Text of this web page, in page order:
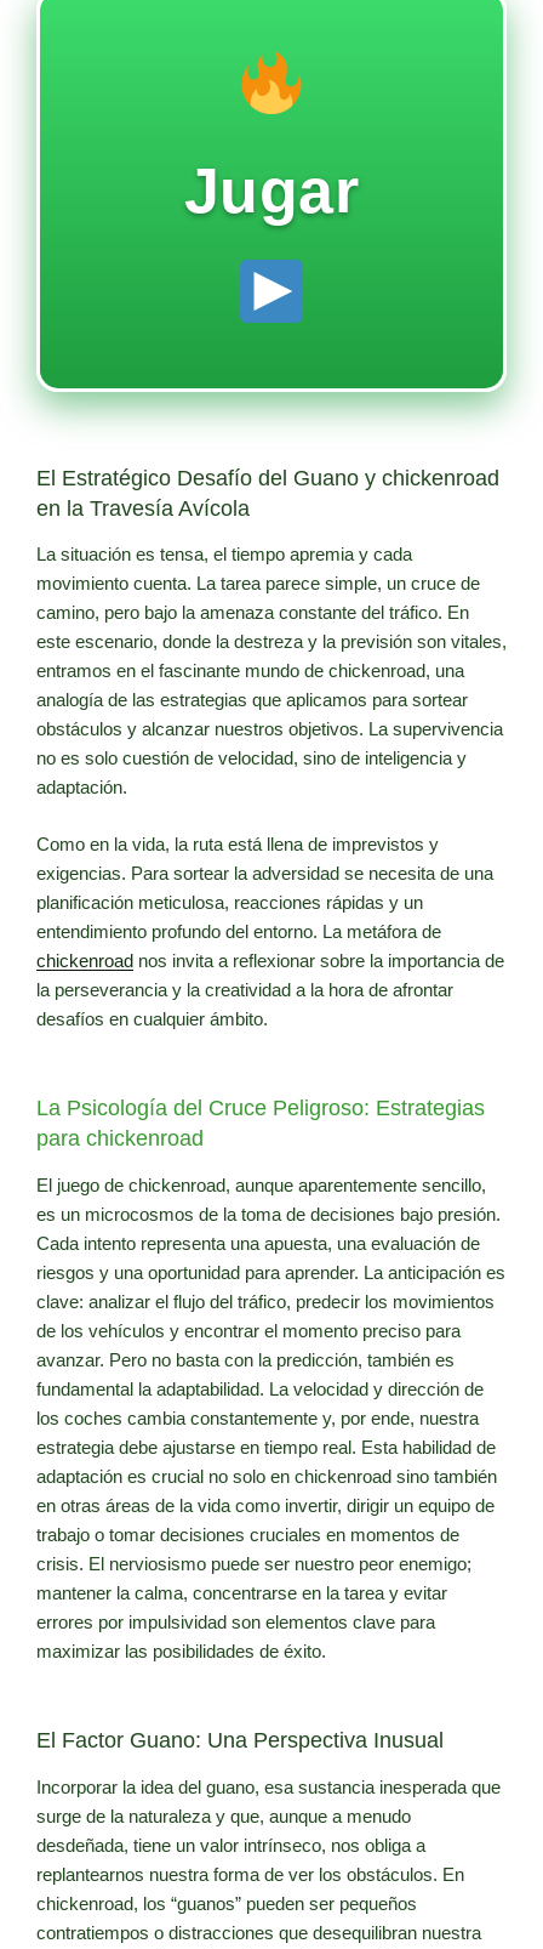
Jugar
El Estratégico Desafío del Guano y chickenroad
en la Travesía Avícola
La situación es tensa, el tiempo apremia y cada
movimiento cuenta. La tarea parece simple, un cruce de
camino, pero bajo la amenaza constante del tráfico. En
este escenario, donde la destreza y la previsión son vitales,
entramos en el fascinante mundo de chickenroad, una
analogía de las estrategias que aplicamos para sortear
obstáculos y alcanzar nuestros objetivos. La supervivencia
no es solo cuestión de velocidad, sino de inteligencia y
adaptación.
Como en la vida, la ruta está llena de imprevistos y
exigencias. Para sortear la adversidad se necesita de una
planificación meticulosa, reacciones rápidas y un
entendimiento profundo del entorno. La metáfora de
chickenroad nos invita a reflexionar sobre la importancia de
la perseverancia y la creatividad a la hora de afrontar
desafíos en cualquier ámbito.
La Psicología del Cruce Peligroso: Estrategias
para chickenroad
El juego de chickenroad, aunque aparentemente sencillo,
es un microcosmos de la toma de decisiones bajo presión.
Cada intento representa una apuesta, una evaluación de
riesgos y una oportunidad para aprender. La anticipación es
clave: analizar el flujo del tráfico, predecir los movimientos
de los vehículos y encontrar el momento preciso para
avanzar. Pero no basta con la predicción, también es
fundamental la adaptabilidad. La velocidad y dirección de
los coches cambia constantemente y, por ende, nuestra
estrategia debe ajustarse en tiempo real. Esta habilidad de
adaptación es crucial no solo en chickenroad sino también
en otras áreas de la vida como invertir, dirigir un equipo de
trabajo o tomar decisiones cruciales en momentos de
crisis. El nerviosismo puede ser nuestro peor enemigo;
mantener la calma, concentrarse en la tarea y evitar
errores por impulsividad son elementos clave para
maximizar las posibilidades de éxito.
El Factor Guano: Una Perspectiva Inusual
Incorporar la idea del guano, esa sustancia inesperada que
surge de la naturaleza y que, aunque a menudo
desdeñada, tiene un valor intrínseco, nos obliga a
replantearnos nuestra forma de ver los obstáculos. En
chickenroad, los “guanos” pueden ser pequeños
contratiempos o distracciones que desequilibran nuestra